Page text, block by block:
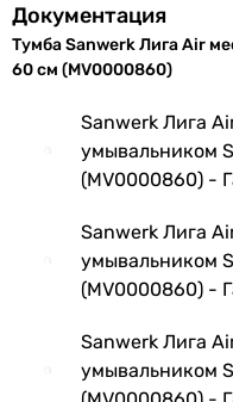
Документация
Тумба Sanwerk Лига Air
60 см (MV0000860)
Sanwerk Лига
умывальником
(MV0000860) -
Sanwerk Лига
умывальником
(MV0000860) -
Sanwerk Лига
умывальником